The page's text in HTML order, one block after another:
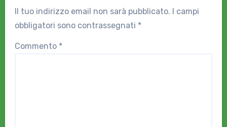
Il tuo indirizzo email non sarà pubblicato. I campi
obbligatori sono contrassegnati *
Commento *